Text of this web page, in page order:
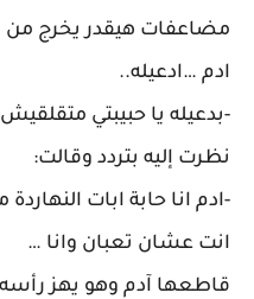
مضاعفات هيقدر يخرج من
ادم …ادعيله..
-بدعيله يا حبيبتي
نظرت إليه بتردد وقالت:
-ادم انا حابة ابات
انت عشان تعبان وانا …
قاطعها آدم وهو يهز رأسه